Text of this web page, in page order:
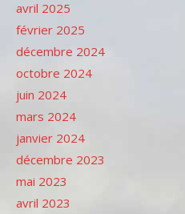
avril 2025
février 2025
décembre 2024
octobre 2024
juin 2024
mars 2024
janvier 2024
décembre 2023
mai 2023
avril 2023